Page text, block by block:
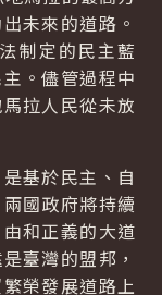
未來的道路。
制定的民主藍
。儘管過程中
拉人民從未放
基於民主、自
國政府將持續
和正義的大道
臺灣的盟邦，
榮發展道路上